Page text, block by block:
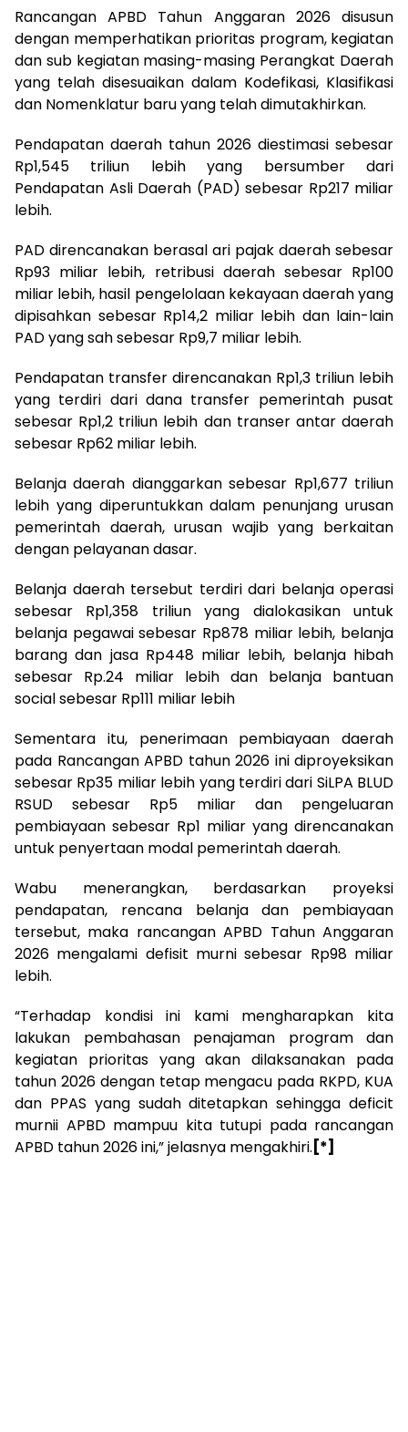
Rancangan APBD Tahun Anggaran 2026 disusun
dengan memperhatikan prioritas program, kegiatan
dan sub kegiatan masing-masing Perangkat Daerah
yang telah disesuaikan dalam Kodefikasi, Klasifikasi
dan Nomenklatur baru yang telah dimutakhirkan.
Pendapatan daerah tahun 2026 diestimasi sebesar
Rp1,545 triliun lebih yang bersumber dari
Pendapatan Asli Daerah (PAD) sebesar Rp217 miliar
lebih.
PAD direncanakan berasal ari pajak daerah sebesar
Rp93 miliar lebih, retribusi daerah sebesar Rp100
miliar lebih, hasil pengelolaan kekayaan daerah yang
dipisahkan sebesar Rp14,2 miliar lebih dan lain-lain
PAD yang sah sebesar Rp9,7 miliar lebih.
Pendapatan transfer direncanakan Rp1,3 triliun lebih
yang terdiri dari dana transfer pemerintah pusat
sebesar Rp1,2 triliun lebih dan transer antar daerah
sebesar Rp62 miliar lebih.
Belanja daerah dianggarkan sebesar Rp1,677 triliun
lebih yang diperuntukkan dalam penunjang urusan
pemerintah daerah, urusan wajib yang berkaitan
dengan pelayanan dasar.
Belanja daerah tersebut terdiri dari belanja operasi
sebesar Rp1,358 triliun yang dialokasikan untuk
belanja pegawai sebesar Rp878 miliar lebih, belanja
barang dan jasa Rp448 miliar lebih, belanja hibah
sebesar Rp.24 miliar lebih dan belanja bantuan
social sebesar Rp111 miliar lebih
Sementara itu, penerimaan pembiayaan daerah
pada Rancangan APBD tahun 2026 ini diproyeksikan
sebesar Rp35 miliar lebih yang terdiri dari SiLPA BLUD
RSUD sebesar Rp5 miliar dan pengeluaran
pembiayaan sebesar Rp1 miliar yang direncanakan
untuk penyertaan modal pemerintah daerah.
Wabu menerangkan, berdasarkan proyeksi
pendapatan, rencana belanja dan pembiayaan
tersebut, maka rancangan APBD Tahun Anggaran
2026 mengalami defisit murni sebesar Rp98 miliar
lebih.
“Terhadap kondisi ini kami mengharapkan kita
lakukan pembahasan penajaman program dan
kegiatan prioritas yang akan dilaksanakan pada
tahun 2026 dengan tetap mengacu pada RKPD, KUA
dan PPAS yang sudah ditetapkan sehingga deficit
murnii APBD mampuu kita tutupi pada rancangan
APBD tahun 2026 ini,” jelasnya mengakhiri. [*]